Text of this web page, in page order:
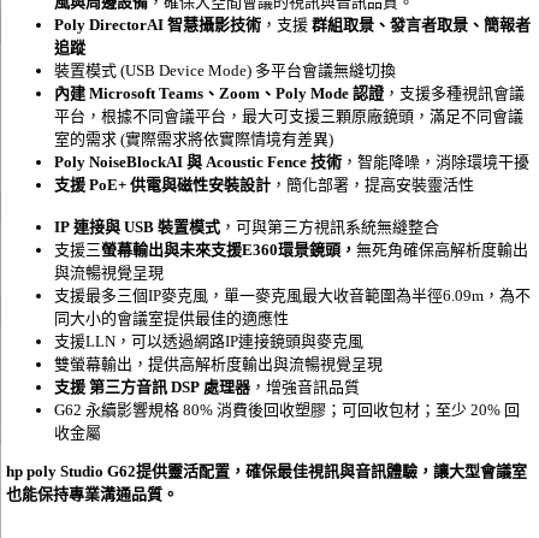
Poly DirectorAI 智慧攝影技術 ，支援 群組取景、發言者取景、簡報者
追蹤
裝置模式 (USB Device Mode) 多平台會議無縫切換
內建 Microsoft Teams、Zoom、Poly Mode 認證，支援多種視訊會議
平台，根據不同會議平台，最大可支援三顆原廠鏡頭，滿足不同會議
室的需求 (實際需求將依實際情境有差異)
Poly NoiseBlockAI 與 Acoustic Fence 技術 ，智能降噪，消除環境干擾
支援 PoE+ 供電與磁性安裝設計 ，簡化部署，提高安裝靈活性
IP 連接與 USB 裝置模式 ，可與第三方視訊系統無縫整合
支援三螢幕輸出與未來支援E360環景鏡頭， 無死角確保高解析度輸出
與流暢視覺呈現
支援最多三個IP麥克風，單一麥克風最大收音範圍為半徑6.09m，為不
同大小的會議室提供最佳的適應性
支援LLN，可以透過網路IP連接鏡頭與麥克風
雙螢幕輸出，提供高解析度輸出與流暢視覺呈現
支援 第三方音訊 DSP 處理器 ，增強音訊品質
G62 永續影響規格 80% 消費後回收塑膠；可回收包材；至少 20% 回
收金屬
hp poly Studio G62提供靈活配置，確保最佳視訊與音訊體驗，讓大型會議室
也能保持專業溝通品質。